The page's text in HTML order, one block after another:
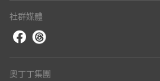
社群媒體
奧丁丁集團